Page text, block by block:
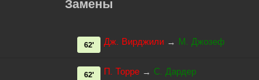
Замены
Дж. Вирджили → М. Джозеф
62'
П. Торре → С. Дардер
62'